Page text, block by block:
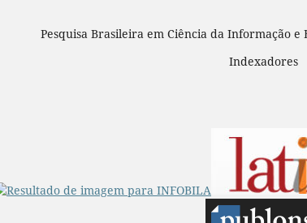
Pesquisa Brasileira em Ciência da Informação e
Indexadores